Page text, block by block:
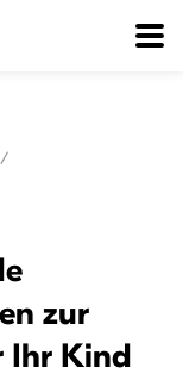
zur
Ihr Kind